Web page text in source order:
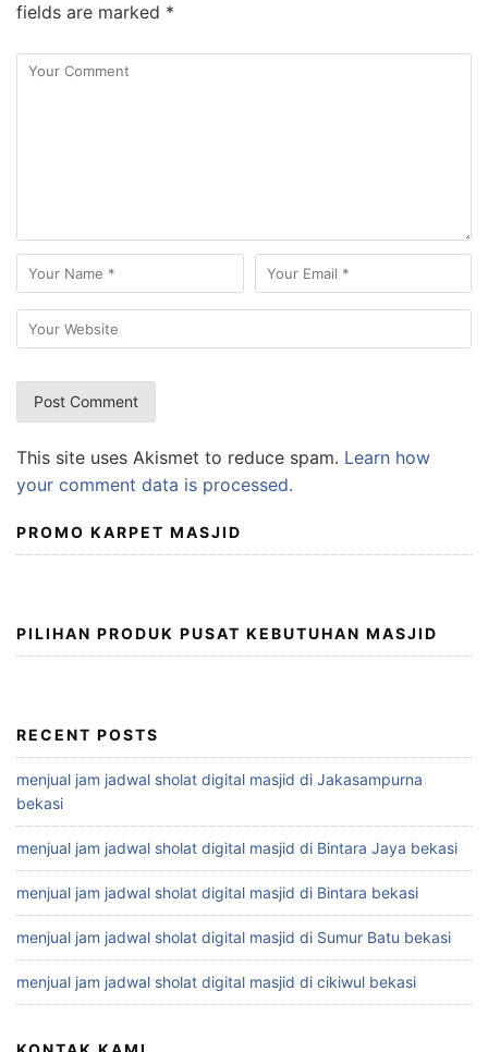
fields are marked *
This site uses Akismet to reduce spam. Learn how
your comment data is processed.
PROMO KARPET MASJID
PILIHAN PRODUK PUSAT KEBUTUHAN MASJID
RECENT POSTS
menjual jam jadwal sholat digital masjid di Jakasampurna
bekasi
menjual jam jadwal sholat digital masjid di Bintara Jaya bekasi
menjual jam jadwal sholat digital masjid di Bintara bekasi
menjual jam jadwal sholat digital masjid di Sumur Batu bekasi
menjual jam jadwal sholat digital masjid di cikiwul bekasi